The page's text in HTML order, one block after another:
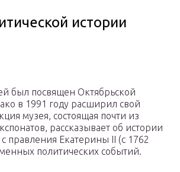
истории
был посвящен Октябрьской
в 1991 году расширил свой
музея, состоящая почти из
рассказывает об истории
правления Екатерины II (с 1762
политических событий.